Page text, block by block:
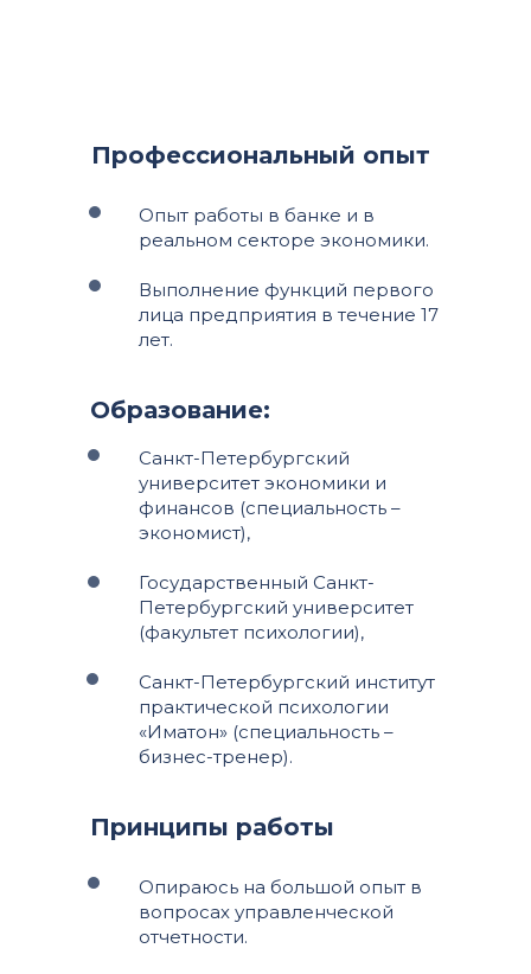
Профессиональный опыт
Опыт работы в банке и в
реальном секторе экономики.
Выполнение функций первого
лица предприятия в течение 17
лет.
Принципы работы
Опираюсь на большой опыт в
вопросах управленческой
отчетности.
Образование:
Санкт-Петербургский
университет экономики и
финансов (специальность –
экономист),
Государственный Санкт-
Петербургский университет
(факультет психологии),
Санкт-Петербургский институт
практической психологии
«Иматон» (специальность –
бизнес-тренер).